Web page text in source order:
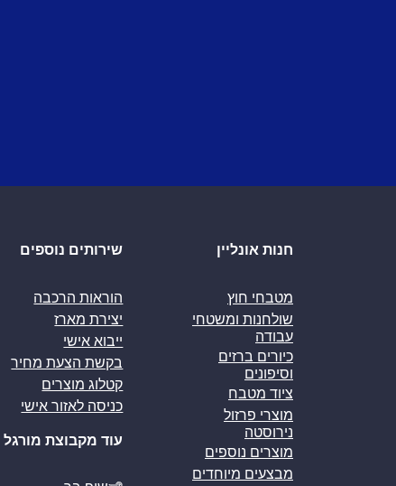
חנות אונליין
מטבחי חוץ
שולחנות ומשטחי
עבודה
כיורים ברזים
וסיפונים
ציוד מטבח
מוצרי פרזול
נירוסטה
מוצרים נוספים
מבצעים מיוחדים
שירותים נוספים
הוראות הרכבה
יצירת מארז
ייבוא אישי
בקשת הצעת מחיר
קטלוג מוצרים
כניסה לאזור אישי
עוד מקבוצת מורגל